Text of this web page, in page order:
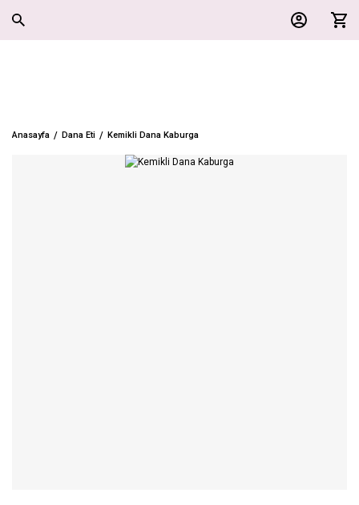
Anasayfa Dana Eti Kemikli Dana Kaburga